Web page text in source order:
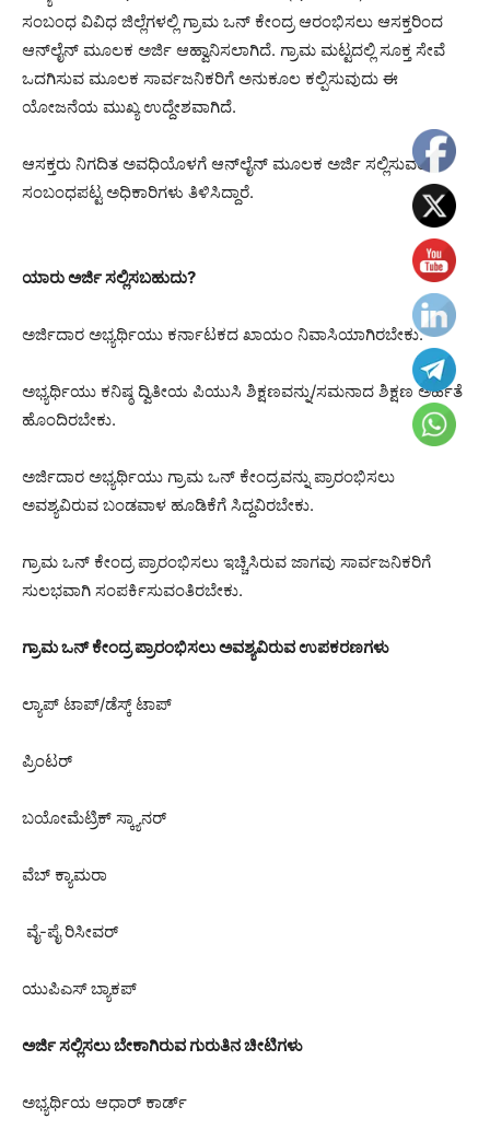
ಸಂಬಂಧ ವಿವಿಧ ಜಿಲ್ಲೆಗಳಲ್ಲಿ ಗ್ರಾಮ ಒನ್ ಕೇಂದ್ರ ಆರಂಭಿಸಲು ಆಸಕ್ತರಿಂದ
ಆನ್‌ಲೈನ್ ಮೂಲಕ ಅರ್ಜಿ ಆಹ್ವಾನಿಸಲಾಗಿದೆ. ಗ್ರಾಮ ಮಟ್ಟದಲ್ಲಿ ಸೂಕ್ತ ಸೇವೆ
ಒದಗಿಸುವ ಮೂಲಕ ಸಾರ್ವಜನಿಕರಿಗೆ ಅನುಕೂಲ ಕಲ್ಪಿಸುವುದು ಈ
ಯೋಜನೆಯ ಮುಖ್ಯ ಉದ್ದೇಶವಾಗಿದೆ.
ಆಸಕ್ತರು ನಿಗದಿತ ಅವಧಿಯೊಳಗೆ ಆನ್‌ಲೈನ್ ಮೂಲಕ ಅರ್ಜಿ ಸಲ್ಲಿಸುವಂತೆ
ಸಂಬಂಧಪಟ್ಟ ಅಧಿಕಾರಿಗಳು ತಿಳಿಸಿದ್ದಾರೆ.
ಯಾರು ಅರ್ಜಿ ಸಲ್ಲಿಸಬಹುದು?
ಅರ್ಜಿದಾರ ಅಭ್ಯರ್ಥಿಯು ಕರ್ನಾಟಕದ ಖಾಯಂ ನಿವಾಸಿಯಾಗಿರಬೇಕು.
ಅಭ್ಯರ್ಥಿಯು ಕನಿಷ್ಠ ದ್ವಿತೀಯ ಪಿಯುಸಿ ಶಿಕ್ಷಣವನ್ನು/ಸಮನಾದ ಶಿಕ್ಷಣ ಅರ್ಹತೆ
ಹೊಂದಿರಬೇಕು.
ಅರ್ಜಿದಾರ ಅಭ್ಯರ್ಥಿಯು ಗ್ರಾಮ ಒನ್ ಕೇಂದ್ರವನ್ನು ಪ್ರಾರಂಭಿಸಲು
ಅವಶ್ಯವಿರುವ ಬಂಡವಾಳ ಹೂಡಿಕೆಗೆ ಸಿದ್ದವಿರಬೇಕು.
ಗ್ರಾಮ ಒನ್ ಕೇಂದ್ರ ಪ್ರಾರಂಭಿಸಲು ಇಚ್ಚಿಸಿರುವ ಜಾಗವು ಸಾರ್ವಜನಿಕರಿಗೆ
ಸುಲಭವಾಗಿ ಸಂಪರ್ಕಿಸುವಂತಿರಬೇಕು.
ಗ್ರಾಮ ಒನ್ ಕೇಂದ್ರ ಪ್ರಾರಂಭಿಸಲು ಅವಶ್ಯವಿರುವ ಉಪಕರಣಗಳು
ಲ್ಯಾಪ್ ಟಾಪ್/ಡೆಸ್ಕ್ ಟಾಪ್
ಪ್ರಿಂಟರ್
ಬಯೋಮೆಟ್ರಿಕ್ ಸ್ಕ್ಯಾನರ್
ವೆಬ್ ಕ್ಯಾಮರಾ
ವೈ-ಪೈ ರಿಸೀವರ್
ಯುಪಿಎಸ್ ಬ್ಯಾಕಪ್
ಅರ್ಜಿ ಸಲ್ಲಿಸಲು ಬೇಕಾಗಿರುವ ಗುರುತಿನ ಚೀಟಿಗಳು
ಅಭ್ಯರ್ಥಿಯ ಆಧಾರ್ ಕಾರ್ಡ್‌